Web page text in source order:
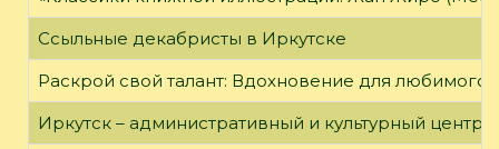
Ссыльные декабристы в Иркутске
Раскрой свой талант: Вдохновение для любимого
Иркутск – административный и культурный центр